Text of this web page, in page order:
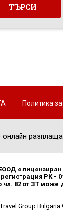
Политика
е лицензиран
РК -
82 от ЗТ може
Travel Group